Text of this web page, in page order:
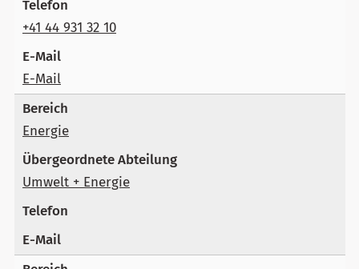
+41 44 931 32 10
E-Mail
Energie
Umwelt + Energie